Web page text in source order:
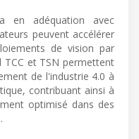
en adéquation avec
peuvent accélérer
de vision par
TCC et TSN permettent
de l'industrie 4.0 à
contribuant ainsi à
optimisé dans des